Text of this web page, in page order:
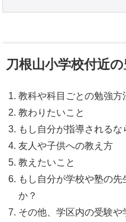
刀根山小学校付近
教科や科目ごとの勉強方
教わりたいこと
もし自分が指導されるな
友人や子供への教え方
教えたいこと
もし自分が学校や塾の
か？
その他、学区内の受験